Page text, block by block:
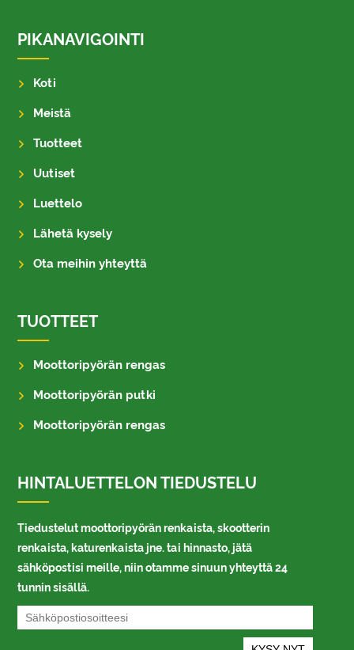
PIKANAVIGOINTI
Koti
Meistä
Tuotteet
Uutiset
Luettelo
Lähetä kysely
Ota meihin yhteyttä
TUOTTEET
Moottoripyörän rengas
Moottoripyörän putki
Moottoripyörän rengas
HINTALUETTELON TIEDUSTELU
Tiedustelut moottoripyörän renkaista, skootterin
renkaista, katurenkaista jne. tai hinnasto, jätä
sähköpostisi meille, niin otamme sinuun yhteyttä 24
tunnin sisällä.